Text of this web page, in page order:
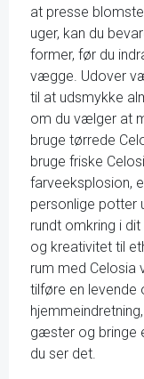
at presse
uger, kan du
former, før du
vægge. Udover
til at udsmykke
om du vælger at
bruge tørrede
bruge friske
farveeksplosion,
personlige potter
rundt omkring i
og kreativitet til
rum med Celosia
tilføre en levende
gæster og bringe
du ser det.